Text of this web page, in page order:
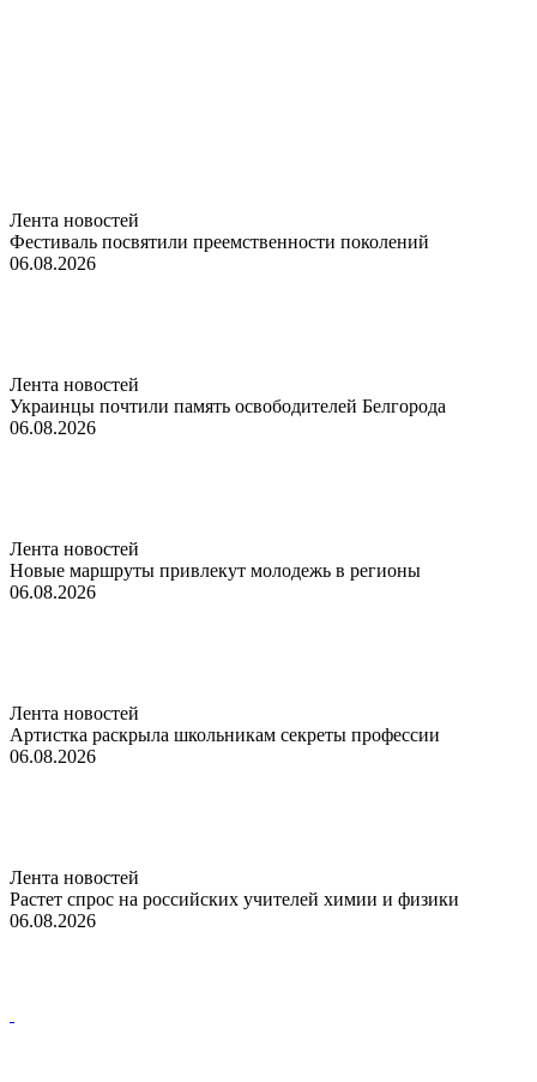
Лента новостей
Фестиваль посвятили преемственности поколений
06.08.2026
Лента новостей
Украинцы почтили память освободителей Белгорода
06.08.2026
Лента новостей
Новые маршруты привлекут молодежь в регионы
06.08.2026
Лента новостей
Артистка раскрыла школьникам секреты профессии
06.08.2026
Лента новостей
Растет спрос на российских учителей химии и физики
06.08.2026